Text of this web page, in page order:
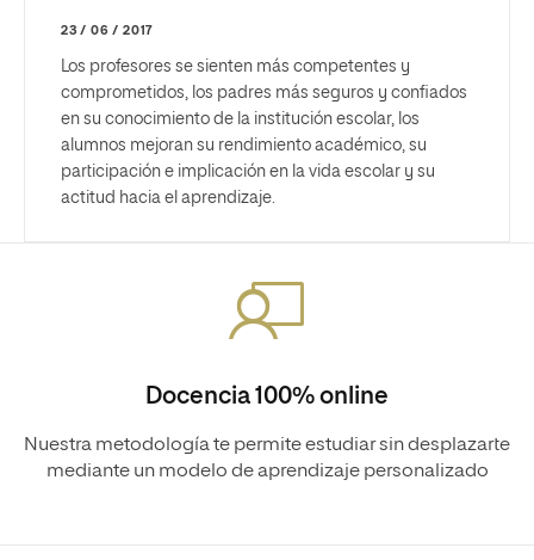
23 / 06 / 2017
Los profesores se sienten más competentes y
comprometidos, los padres más seguros y confiados
en su conocimiento de la institución escolar, los
alumnos mejoran su rendimiento académico, su
participación e implicación en la vida escolar y su
actitud hacia el aprendizaje.
Docencia 100% online
Nuestra metodología te permite estudiar sin desplazarte
mediante un modelo de aprendizaje personalizado